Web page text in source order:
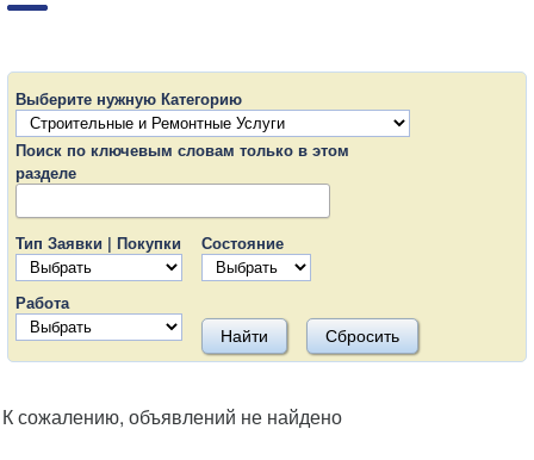
Выберите нужную Категорию
Поиск по ключевым словам только в этом
разделе
Тип Заявки | Покупки Состояние
Работа
К сожалению, объявлений не найдено